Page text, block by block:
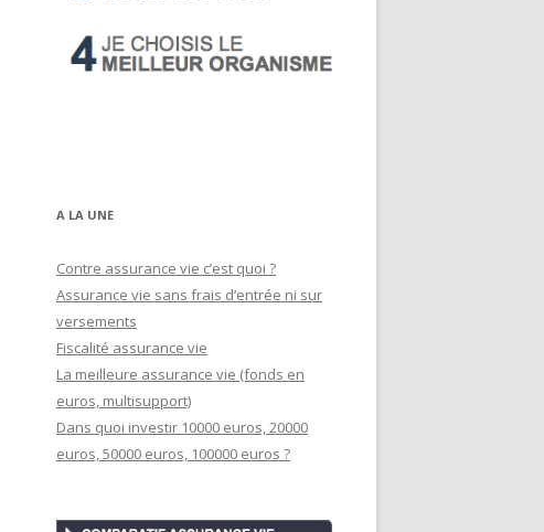
A LA UNE
Contre assurance vie c’est quoi ?
Assurance vie sans frais d’entrée ni sur
versements
Fiscalité assurance vie
La meilleure assurance vie (fonds en
euros, multisupport)
Dans quoi investir 10000 euros, 20000
euros, 50000 euros, 100000 euros ?